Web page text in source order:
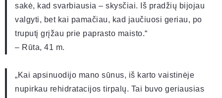
sakė, kad svarbiausia – skysčiai. Iš pradžių bijojau
valgyti, bet kai pamačiau, kad jaučiuosi geriau, po
truputį grįžau prie paprasto maisto.“
– Rūta, 41 m.
„Kai apsinuodijo mano sūnus, iš karto vaistinėje
nupirkau rehidratacijos tirpalų. Tai buvo geriausias